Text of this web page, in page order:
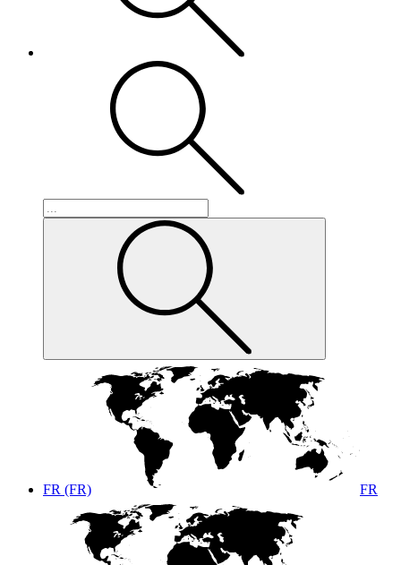
FR (FR) FR